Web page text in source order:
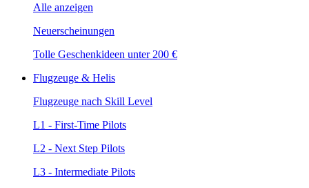
Alle anzeigen
Neuerscheinungen
Tolle Geschenkideen unter 200 €
Flugzeuge & Helis
Flugzeuge nach Skill Level
L1 - First-Time Pilots
L2 - Next Step Pilots
L3 - Intermediate Pilots